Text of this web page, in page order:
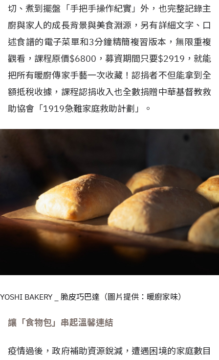
切、煮到擺盤「手把手操作紀實」外，也完整記錄主
廚與家人的成長背景與美食淵源，另有詳細文字、口
述食譜的電子菜單和3分鐘精簡複習版本，無限重複
觀看，課程原價$6800，募資期間只要$2919，就能
把所有暖廚傳家手藝一次收藏！認捐者不但能拿到全
額抵稅收據，課程認捐收入也全數捐贈中華基督教救
助協會「1919急難家庭救助計劃」。
YOSHI BAKERY _ 脆皮巧巴達（圖片提供：暖廚家味）
讓「食物包」串起溫馨連結
疫情過後，政府補助資源銳減，遭遇困境的家庭數目